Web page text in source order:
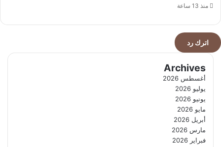
منذ 13 ساعة
اترك رد
Archives
أغسطس 2026
يوليو 2026
يونيو 2026
مايو 2026
أبريل 2026
مارس 2026
فبراير 2026